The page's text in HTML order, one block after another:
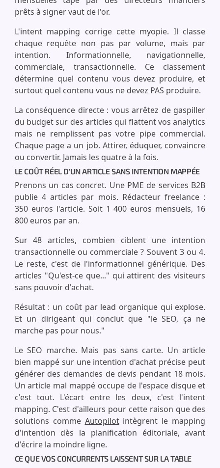
prêts à signer vaut de l'or.
L'intent mapping corrige cette myopie. Il classe
chaque requête non pas par volume, mais par
intention. Informationnelle, navigationnelle,
commerciale, transactionnelle. Ce classement
détermine quel contenu vous devez produire, et
surtout quel contenu vous ne devez PAS produire.
La conséquence directe : vous arrêtez de gaspiller
du budget sur des articles qui flattent vos analytics
mais ne remplissent pas votre pipe commercial.
Chaque page a un job. Attirer, éduquer, convaincre
ou convertir. Jamais les quatre à la fois.
LE COÛT RÉEL D'UN ARTICLE SANS INTENTION MAPPÉE
Prenons un cas concret. Une PME de services B2B
publie 4 articles par mois. Rédacteur freelance :
350 euros l'article. Soit 1 400 euros mensuels, 16
800 euros par an.
Sur 48 articles, combien ciblent une intention
transactionnelle ou commerciale ? Souvent 3 ou 4.
Le reste, c'est de l'informationnel générique. Des
articles "Qu'est-ce que..." qui attirent des visiteurs
sans pouvoir d'achat.
Résultat : un coût par lead organique qui explose.
Et un dirigeant qui conclut que "le SEO, ça ne
marche pas pour nous."
Le SEO marche. Mais pas sans carte. Un article
bien mappé sur une intention d'achat précise peut
générer des demandes de devis pendant 18 mois.
Un article mal mappé occupe de l'espace disque et
c'est tout. L'écart entre les deux, c'est l'intent
mapping. C'est d'ailleurs pour cette raison que des
solutions comme Autopilotintègrent le mapping
d'intention dès la planification éditoriale, avant
d'écrire la moindre ligne.
CE QUE VOS CONCURRENTS LAISSENT SUR LA TABLE